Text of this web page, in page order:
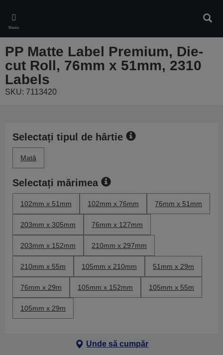
main
content
Meniu
PP Matte Label Premium, Die-
cut Roll, 76mm x 51mm, 2310
Labels
SKU: 7113420
Selectați tipul de hârtie
Mată
Selectați mărimea
102mm x 51mm 102mm x 76mm 76mm x 51mm
203mm x 305mm 76mm x 127mm
203mm x 152mm 210mm x 297mm
210mm x 55m 105mm x 210mm 51mm x 29m
76mm x 29m 105mm x 152mm 105mm x 55m
105mm x 29m
Unde să cumpăr